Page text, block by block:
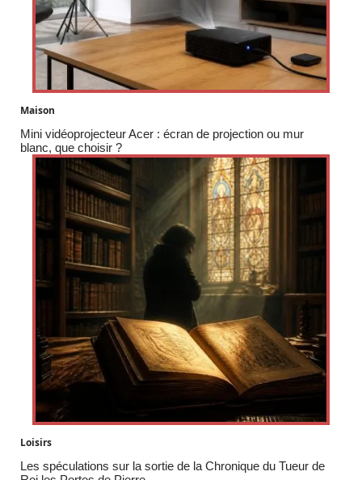
Maison
Mini vidéoprojecteur Acer : écran de projection ou mur
blanc, que choisir ?
Loisirs
Les spéculations sur la sortie de la Chronique du Tueur de